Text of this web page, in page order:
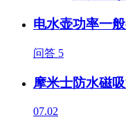
电水壶功率一
问答 5
摩米士防水磁
07.02